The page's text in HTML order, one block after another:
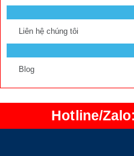
Liên hệ chúng tôi
Blog
Hotline/